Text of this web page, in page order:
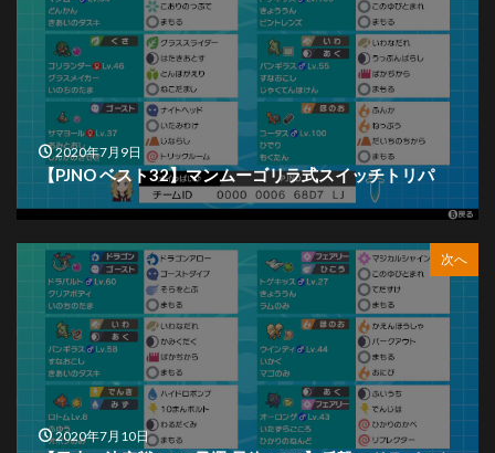
2020年7月9日
【PJNO ベスト32】マンムーゴリラ式スイッチトリパ
次へ
2020年7月10日